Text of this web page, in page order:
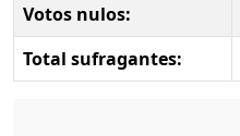
Votos nulos:
Total sufragantes: